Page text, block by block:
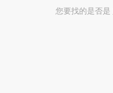
您要找的是否是